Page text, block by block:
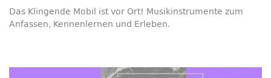
Das Klingende Mobil ist vor Ort! Musikinstrumente zum
Anfassen, Kennenlernen und Erleben.